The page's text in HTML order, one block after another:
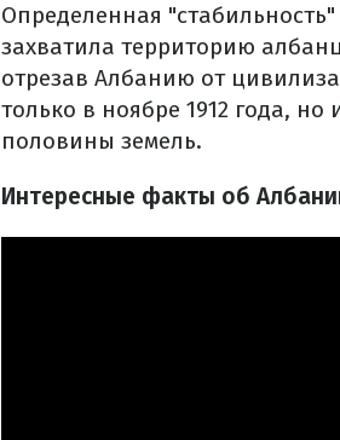
Определенная
захватила территорию
отрезав Албанию от
только в ноябре 1912 года, но
половины земель.
Интересные факты об